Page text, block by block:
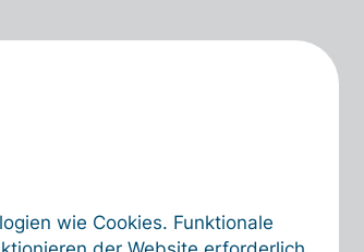
wie Cookies. Funktionale